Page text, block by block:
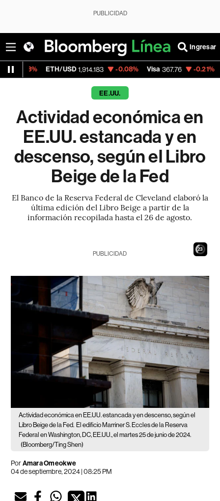
PUBLICIDAD
Ingresar
ETH/USD 1,914.183 -0.08% Visa 367.76 -0.21%
EE.UU.
Actividad económica en
EE.UU. estancada y en
descenso, según el Libro
Beige de la Fed
El Banco de la Reserva Federal de Cleveland elaboró la
última edición del Libro Beige a partir de la
información recopilada hasta el 26 de agosto.
21
PUBLICIDAD
Actividad económica en EE.UU. estancada y en descenso, según el
Libro Beige de la Fed. El edificio Marriner S. Eccles de la Reserva
Federal en Washington, DC, EE.UU., el martes 25 de junio de 2024.
(Bloomberg/Ting Shen)
PorAmara Omeokwe
04 de septiembre, 2024 | 08:25 PM